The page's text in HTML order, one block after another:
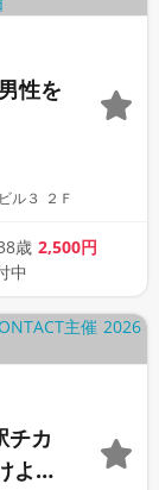
性を
ル３ ２Ｆ
歳 2,500円
中
チカ
よう